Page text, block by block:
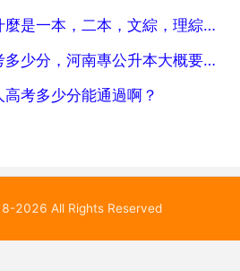
高考是怎樣考的。。什麼是一本，二本，文綜，理綜，是分開來考的嗎？然後高考成績就文綜理綜的總和嗎？考
河南專公升本一般能考多少分，河南專公升本大概要多少分就有學校上
考多少分能通過啊？
2026 All Rights Reserved